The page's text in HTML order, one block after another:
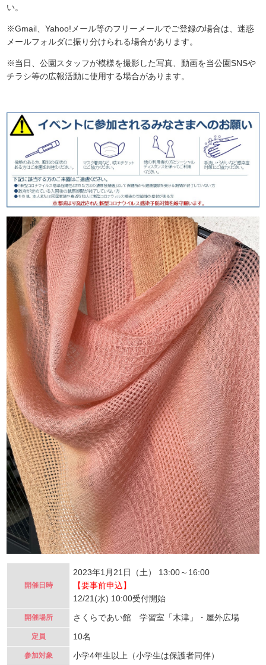
い。
※Gmail、Yahoo!メール等のフリーメールでご登録の場合は、迷惑
メールフォルダに振り分けられる場合があります。
※当日、公園スタッフが模様を撮影した写真、動画を当公園SNSや
チラシ等の広報活動に使用する場合があります。
開催日時
2023年1月21日（土） 13:00～16:00
【要事前申込】
12/21(水) 10:00受付開始
開催場所 さくらであい館 学習室「木津」・屋外広場
定員 10名
参加対象 小学4年生以上（小学生は保護者同伴）